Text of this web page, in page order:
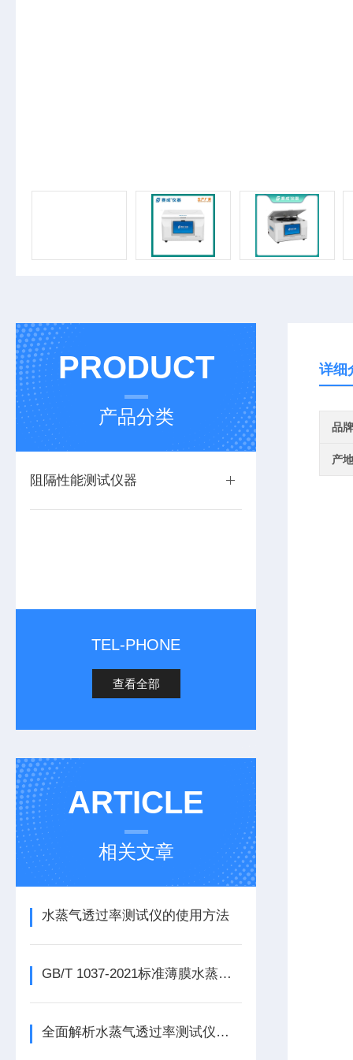
PRODUCT
产品分类
阻隔性能测试仪器
TEL-PHONE
查看全部
ARTICLE
相关文章
水蒸气透过率测试仪的使用方法
GB/T 1037-2021标准薄膜水蒸气透过率测试仪
全面解析水蒸气透过率测试仪的优点
详细
品牌
产